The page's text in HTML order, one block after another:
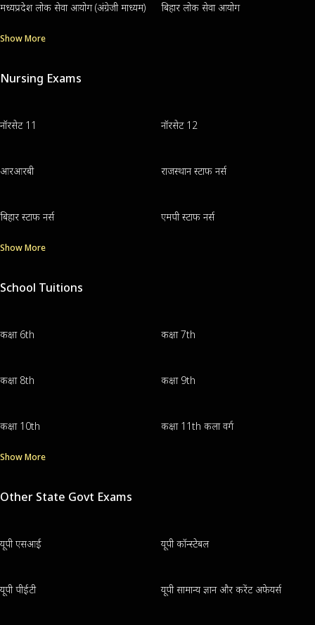
मध्यप्रदेश लोक सेवा आयोग (अंग्रेजी माध्यम) बिहार लोक सेवा आयोग
Show More
Nursing Exams
नॉरसेट 11 नॉरसेट 12
आरआरबी राजस्थान स्टाफ नर्स
बिहार स्टाफ नर्स एमपी स्टाफ नर्स
Show More
School Tuitions
कक्षा 6th कक्षा 7th
कक्षा 8th कक्षा 9th
कक्षा 10th कक्षा 11th कला वर्ग
Show More
Other State Govt Exams
यूपी एसआई यूपी कॉन्स्टेबल
यूपी पीईटी यूपी सामान्य ज्ञान और करेंट अफेयर्स